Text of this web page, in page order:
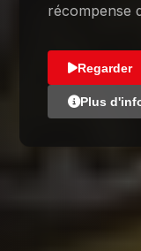
récompense
Regarder
Plus